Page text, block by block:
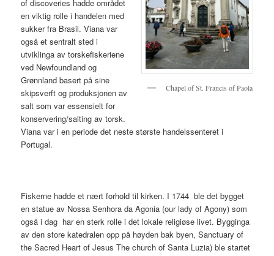
Chapel of St. Francis of Paola
of discoveries hadde området
en viktig rolle i handelen med
sukker fra Brasil. Viana var
også et sentralt sted i
utviklinga av torskefiskeriene
ved Newfoundland og
Grønnland basert på sine
skipsverft og produksjonen av
salt som var essensielt for
konservering/salting av torsk.
Viana var i en periode det neste største handelssenteret i
Portugal.
Fiskerne hadde et nært forhold til kirken. I 1744 ble det bygget
en statue av Nossa Senhora da Agonia (our lady of Agony) som
også i dag har en sterk rolle i det lokale religiøse livet. Bygginga
av den store katedralen opp på høyden bak byen, Sanctuary of
the Sacred Heart of Jesus The church of Santa Luzia) ble startet